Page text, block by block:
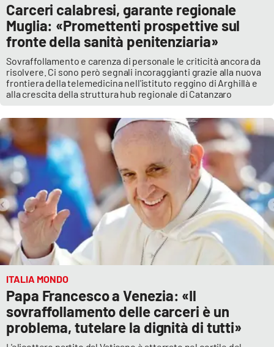
Carceri calabresi, garante regionale
Muglia: «Promettenti prospettive sul
fronte della sanità penitenziaria»
Sovraffollamento e carenza di personale le criticità ancora da
risolvere. Ci sono però segnali incoraggianti grazie alla nuova
frontiera della telemedicina nell'istituto reggino di Arghillà e
alla crescita della struttura hub regionale di Catanzaro
ITALIA MONDO
Papa Francesco a Venezia: «Il
sovraffollamento delle carceri è un
problema, tutelare la dignità di tutti»